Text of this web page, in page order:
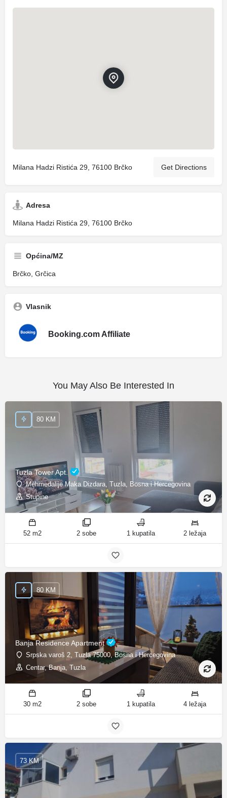
Milana Hadzi Ristića 29, 76100 Brčko Get Directions
Adresa
Milana Hadzi Ristića 29, 76100 Brčko
Općina/MZ
Brčko, Grčica
Vlasnik
Booking.com Affiliate
You May Also Be Interested In
Tuzla Tower Apt.
Mehmedalije Maka Dizdara, Tuzla, Bosna i Hercegovina
Stupine
80 KM
52 m2 2 sobe 1 kupatila 2 ležaja
Banja Residence Apartment
Srpska varoš 2, Tuzla 75000, Bosna i Hercegovina
Centar, Banja, Tuzla
80 KM
30 m2 2 sobe 1 kupatila 4 ležaja
73 KM